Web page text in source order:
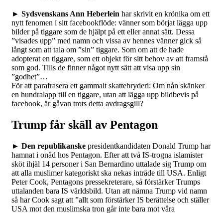
► Sydsvenskans Ann Heberlein har skrivit en krönika om ett
nytt fenomen i sitt facebookflöde: vänner som börjat lägga upp
bilder på tiggare som de hjälpt på ett eller annat sätt. Dessa
”visades upp” med namn och vissa av hennes vänner gick så
långt som att tala om ”sin” tiggare. Som om att de hade
adopterat en tiggare, som ett objekt för sitt behov av att framstå
som god. Tills de finner något nytt sätt att visa upp sin
”godhet”…
För att parafrasera ett gammalt skattebryderi: Om nån skänker
en hundralapp till en tiggare, utan att lägga upp bildbevis på
facebook, är gåvan trots detta avdragsgill?
Trump får skäll av Pentagon
► Den republikanske presidentkandidaten Donald Trump har
hamnat i onåd hos Pentagon. Efter att två IS-trogna islamister
sköt ihjäl 14 personer i San Bernardino uttalade sig Trump om
att alla muslimer kategoriskt ska nekas inträde till USA. Enligt
Peter Cook, Pentagons pressekreterare, så förstärker Trumps
uttalanden bara IS världsbild. Utan att nämna Trump vid namn
så har Cook sagt att ”allt som förstärker IS berättelse och ställer
USA mot den muslimska tron går inte bara mot våra